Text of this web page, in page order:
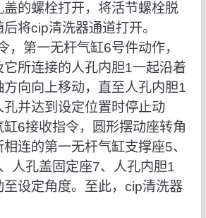
盖的螺栓打开，将活节螺栓脱
将cip清洗器通道打开。
，第一无杆气缸6号件动作，
所连接的人孔内胆1一起沿着
向向上移动，直至人孔内胆1
并达到设定位置时停止动
6接收指令，圆形摆动座转角
连的第一无杆气缸支撑座5、
人孔盖固定座7、人孔内胆1
设定角度。至此，cip清洗器